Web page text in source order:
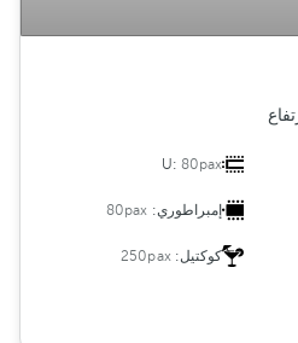
U: 80pax
إمبراطوري: 80pax
كوكتيل:250pax